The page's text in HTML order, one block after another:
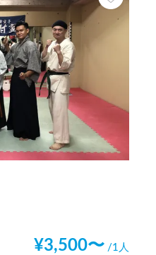
¥3,500〜 /1人